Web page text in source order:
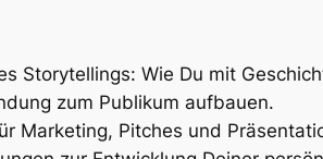
Storytellings: Wie Du mit
zum Publikum aufbauen.
Marketing, Pitches und